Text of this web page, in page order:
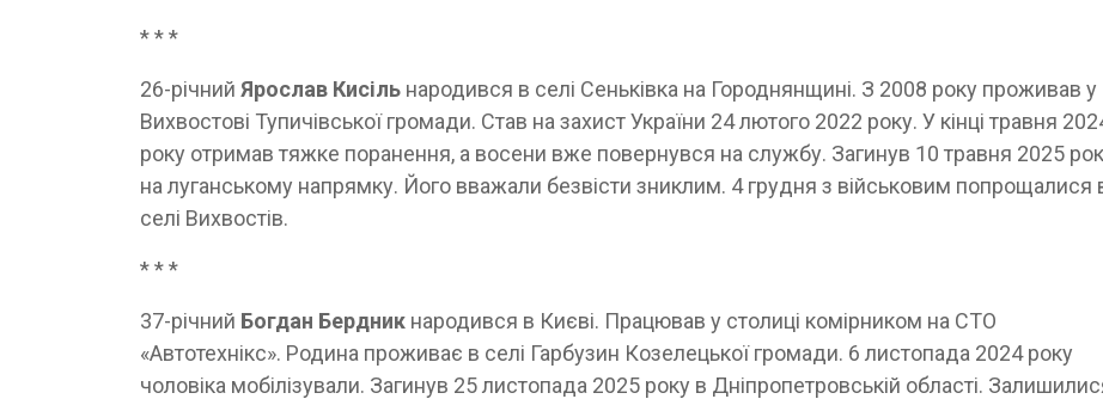
* * *
26-річний Ярослав Кисіль народився в селі Сеньківка на Городнянщині. З 2008 року проживав у
Вихвостові Тупичівської громади. Став на захист України 24 лютого 2022 року. У кінці травня
року отримав тяжке поранення, а восени вже повернувся на службу. Загинув 10 травня 2025
на луганському напрямку. Його вважали безвісти зниклим. 4 грудня з військовим попрощалися
селі Вихвостів.
* * *
37-річний Богдан Бердник народився в Києві. Працював у столиці комірником на СТО
«Автотехнікс». Родина проживає в селі Гарбузин Козелецької громади. 6 листопада 2024 року
чоловіка мобілізували. Загинув 25 листопада 2025 року в Дніпропетровській області.